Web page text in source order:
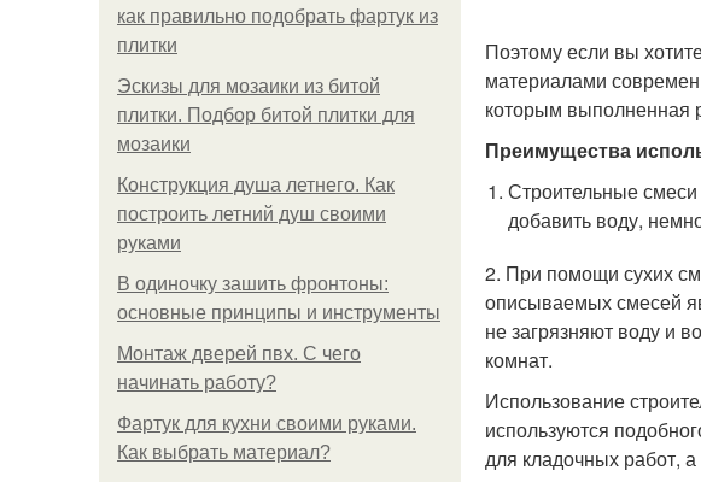
как правильно подобрать фартук из
плитки
Эскизы для мозаики из битой
плитки. Подбор битой плитки для
мозаики
Конструкция душа летнего. Как
построить летний душ своими
руками
В одиночку зашить фронтоны:
основные принципы и инструменты
Монтаж дверей пвх. С чего
начинать работу?
Фартук для кухни своими руками.
Как выбрать материал?
Поэтому если вы
материалами
которым выполненная
Преимущества
Строительные
добавить воду,
2. При помощи сухих
описываемых смесей
не загрязняют воду и
комнат.
Использование
используются
для кладочных работ,